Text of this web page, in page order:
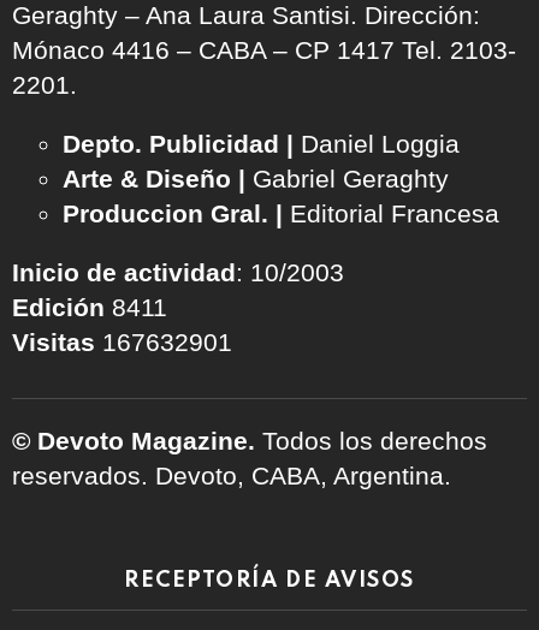
Geraghty – Ana Laura Santisi. Dirección:
Mónaco 4416 – CABA – CP 1417 Tel. 2103-
2201.
Depto. Publicidad | Daniel Loggia
Arte & Diseño | Gabriel Geraghty
Produccion Gral. | Editorial Francesa
Inicio de actividad: 10/2003
Edición 8411
Visitas 167632901
© Devoto Magazine. Todos los derechos
reservados. Devoto, CABA, Argentina.
RECEPTORÍA DE AVISOS